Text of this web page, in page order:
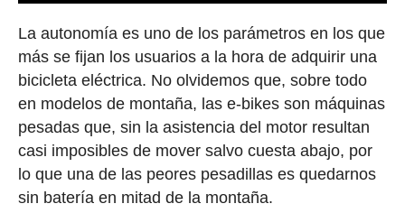
La autonomía es uno de los parámetros en los que
más se fijan los usuarios a la hora de adquirir una
bicicleta eléctrica. No olvidemos que, sobre todo
en modelos de montaña, las e-bikes son máquinas
pesadas que, sin la asistencia del motor resultan
casi imposibles de mover salvo cuesta abajo, por
lo que una de las peores pesadillas es quedarnos
sin batería en mitad de la montaña.